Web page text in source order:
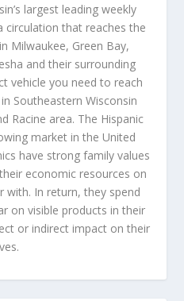
largest leading weekly
circulation that reaches the
Milwaukee, Green Bay,
and their surrounding
vehicle you need to reach
Southeastern Wisconsin
Racine area. The Hispanic
market in the United
have strong family values
economic resources on
with. In return, they spend
on visible products in their
or indirect impact on their